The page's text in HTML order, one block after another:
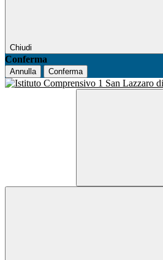
Chiudi
Conferma
Annulla Conferma